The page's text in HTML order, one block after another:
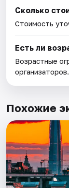
Сколько
Стоимость
Есть ли
Возрастные
организаторов.
Похожие